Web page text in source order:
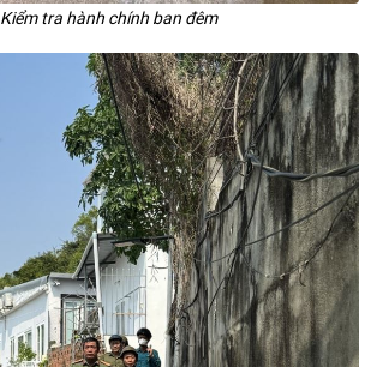
Kiểm tra hành chính ban đêm